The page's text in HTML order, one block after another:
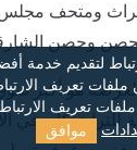
ومتحف
وحصن
هو أكبر سوق
للتراث كان في
لتقديم خدمة
تعريف
تعريف
موافق